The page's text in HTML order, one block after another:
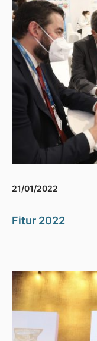
21/01/2022
Fitur 2022